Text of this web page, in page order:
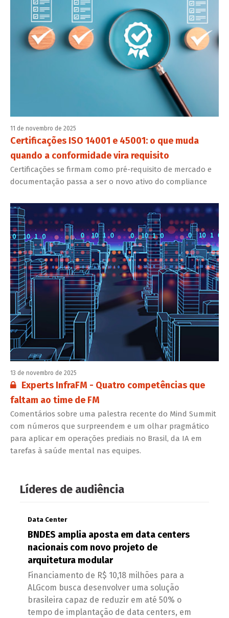
11 de novembro de 2025
Certificações ISO 14001 e 45001: o que muda
quando a conformidade vira requisito
Certificações se firmam como pré-requisito de mercado e
documentação passa a ser o novo ativo do compliance
13 de novembro de 2025
Conteúdo restrito:
Experts InfraFM - Quatro competências que
faltam ao time de FM
Comentários sobre uma palestra recente do Mind Summit
com números que surpreendem e um olhar pragmático
para aplicar em operações prediais no Brasil, da IA em
tarefas à saúde mental nas equipes.
Líderes de audiência
Data Center
BNDES amplia aposta em data centers
nacionais com novo projeto de
arquitetura modular
Financiamento de R$ 10,18 milhões para a
ALGcom busca desenvolver uma solução
brasileira capaz de reduzir em até 50% o
tempo de implantação de data centers, em